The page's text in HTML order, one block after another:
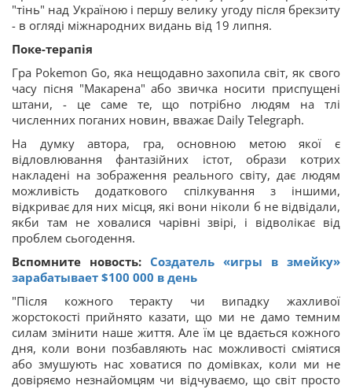
"тінь" над Україною і першу велику угоду після брекзиту
- в огляді міжнародних видань від 19 липня.
Поке-терапія
Гра Pokemon Go, яка нещодавно захопила світ, як свого
часу пісня "Макарена" або звичка носити приспущені
штани, - це саме те, що потрібно людям на тлі
численних поганих новин, вважає Daily Telegraph.
На думку автора, гра, основною метою якої є
відловлювання фантазійних істот, образи котрих
накладені на зображення реального світу, дає людям
можливість додаткового спілкування з іншими,
відкриває для них місця, які вони ніколи б не відвідали,
якби там не ховалися чарівні звірі, і відволікає від
проблем сьогодення.
Вспомните новость: Создатель «игры в змейку»
зарабатывает $100 000 в день
"Після кожного теракту чи випадку жахливої
жорстокості прийнято казати, що ми не дамо темним
силам змінити наше життя. Але їм це вдається кожного
дня, коли вони позбавляють нас можливості сміятися
або змушують нас ховатися по домівках, коли ми не
довіряємо незнайомцям чи відчуваємо, що світ просто